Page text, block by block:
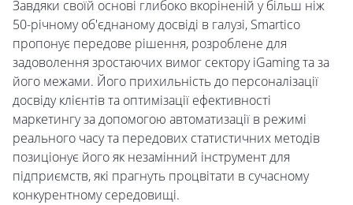
Завдяки своїй основі глибоко вкоріненій у більш ніж
50-річному об'єднаному досвіді в галузі, Smartico
пропонує передове рішення, розроблене для
задоволення зростаючих вимог сектору iGaming та за
його межами. Його прихильність до персоналізації
досвіду клієнтів та оптимізації ефективності
маркетингу за допомогою автоматизації в режимі
реального часу та передових статистичних методів
позиціонує його як незамінний інструмент для
підприємств, які прагнуть процвітати в сучасному
конкурентному середовищі.